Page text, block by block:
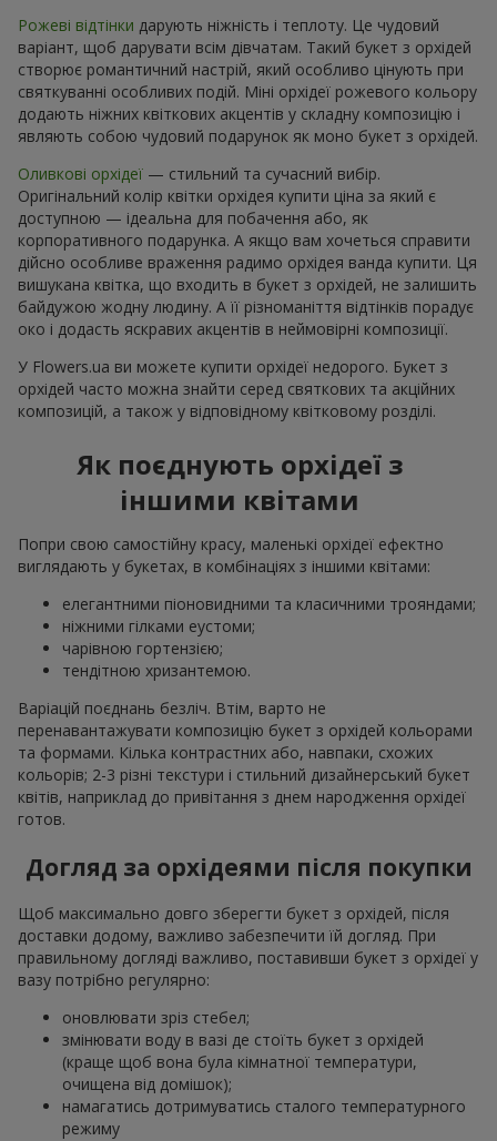
Рожеві відтінки дарують ніжність і теплоту. Це чудовий
варіант, щоб дарувати всім дівчатам. Такий букет з орхідей
створює романтичний настрій, який особливо цінують при
святкуванні особливих подій. Міні орхідеї рожевого кольору
додають ніжних квіткових акцентів у складну композицію і
являють собою чудовий подарунок як моно букет з орхідей.
Оливкові орхідеї — стильний та сучасний вибір.
Оригінальний колір квітки орхідея купити ціна за який є
доступною — ідеальна для побачення або, як
корпоративного подарунка. А якщо вам хочеться справити
дійсно особливе враження радимо орхідея ванда купити. Ця
вишукана квітка, що входить в букет з орхідей, не залишить
байдужою жодну людину. А її різноманіття відтінків порадує
око і додасть яскравих акцентів в неймовірні композиції.
У Flowers.ua ви можете купити орхідеї недорого. Букет з
орхідей часто можна знайти серед святкових та акційних
композицій, а також у відповідному квітковому розділі.
Як поєднують орхідеї з
іншими квітами
Попри свою самостійну красу, маленькі орхідеї ефектно
виглядають у букетах, в комбінаціях з іншими квітами:
елегантними піоновидними та класичними трояндами;
ніжними гілками еустоми;
чарівною гортензією;
тендітною хризантемою.
Варіацій поєднань безліч. Втім, варто не
перенавантажувати композицію букет з орхідей кольорами
та формами. Кілька контрастних або, навпаки, схожих
кольорів; 2-3 різні текстури і стильний дизайнерський букет
квітів, наприклад до привітання з днем народження орхідеї
готов.
Догляд за орхідеями після покупки
Щоб максимально довго зберегти букет з орхідей, після
доставки додому, важливо забезпечити їй догляд. При
правильному догляді важливо, поставивши букет з орхідеї у
вазу потрібно регулярно:
оновлювати зріз стебел;
змінювати воду в вазі де стоїть букет з орхідей
(краще щоб вона була кімнатної температури,
очищена від домішок);
намагатись дотримуватись сталого температурного
режиму